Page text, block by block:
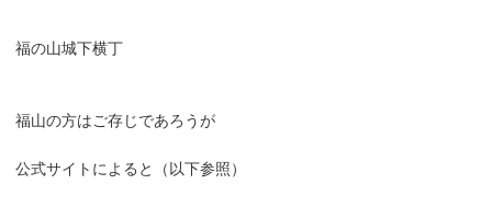
福の山城下横丁
福山の方はご存じであろうが
公式サイトによると（以下参照）